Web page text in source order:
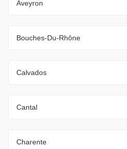
Aveyron
Bouches-Du-Rhône
Calvados
Cantal
Charente